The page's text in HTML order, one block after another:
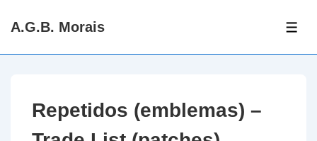
SkipA.G.B. Morais
Repetidos (emblemas) –